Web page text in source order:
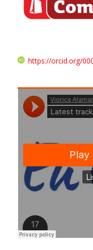
https://orcid.org/